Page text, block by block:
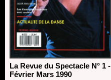
La Revue du Spectacle N° 1 -
Février Mars 1990